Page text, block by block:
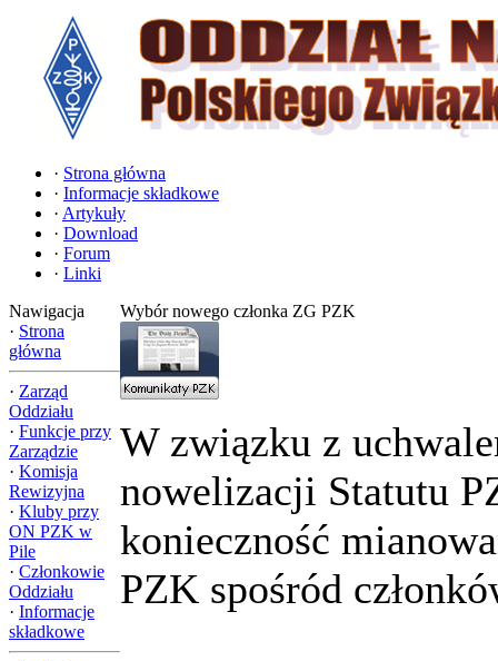
· Strona główna
· Informacje składkowe
· Artykuły
· Download
· Forum
· Linki
Nawigacja
· Strona
główna
· Zarząd
Oddziału
· Funkcje przy
Zarządzie
· Komisja
Rewizyjna
· Kluby przy
ON PZK w
Pile
· Członkowie
Oddziału
· Informacje
składkowe
Wybór nowego członka ZG PZK
W związku z
nowelizacji Statutu
konieczność
PZK spośród